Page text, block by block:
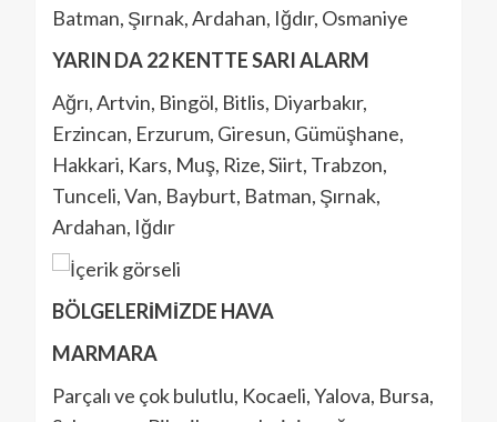
Batman, Şırnak, Ardahan, Iğdır, Osmaniye
YARIN DA 22 KENTTE SARI ALARM
Ağrı, Artvin, Bingöl, Bitlis, Diyarbakır,
Erzincan, Erzurum, Giresun, Gümüşhane,
Hakkari, Kars, Muş, Rize, Siirt, Trabzon,
Tunceli, Van, Bayburt, Batman, Şırnak,
Ardahan, Iğdır
BÖLGELERİMİZDE HAVA
MARMARA
Parçalı ve çok bulutlu, Kocaeli, Yalova, Bursa,